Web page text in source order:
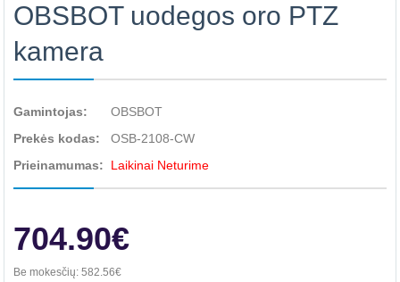
OBSBOT uodegos oro PTZ
kamera
Gamintojas:
OBSBOT
Prekės kodas:
OSB-2108-CW
Prieinamumas:
Laikinai Neturime
704.90€
Be mokesčių: 582.56€